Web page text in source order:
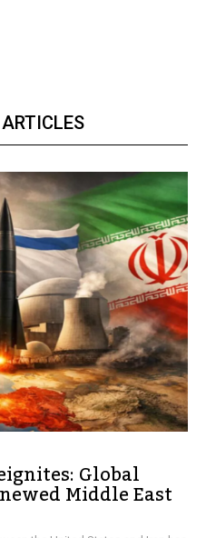
Global
Middle East